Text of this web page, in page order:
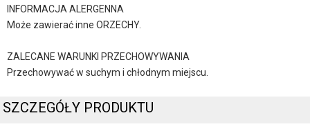
INFORMACJA ALERGENNA
Może zawierać inne ORZECHY.
ZALECANE WARUNKI PRZECHOWYWANIA
Przechowywać w suchym i chłodnym miejscu.
SZCZEGÓŁY PRODUKTU